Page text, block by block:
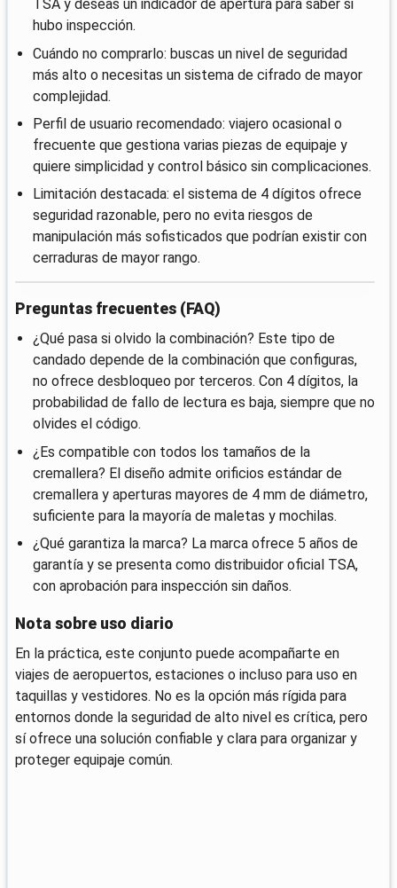
TSA y deseas un indicador de apertura para saber si
hubo inspección.
Cuándo no comprarlo: buscas un nivel de seguridad
más alto o necesitas un sistema de cifrado de mayor
complejidad.
Perfil de usuario recomendado: viajero ocasional o
frecuente que gestiona varias piezas de equipaje y
quiere simplicidad y control básico sin complicaciones.
Limitación destacada: el sistema de 4 dígitos ofrece
seguridad razonable, pero no evita riesgos de
manipulación más sofisticados que podrían existir con
cerraduras de mayor rango.
Preguntas frecuentes (FAQ)
¿Qué pasa si olvido la combinación? Este tipo de
candado depende de la combinación que configuras,
no ofrece desbloqueo por terceros. Con 4 dígitos, la
probabilidad de fallo de lectura es baja, siempre que no
olvides el código.
¿Es compatible con todos los tamaños de la
cremallera? El diseño admite orificios estándar de
cremallera y aperturas mayores de 4 mm de diámetro,
suficiente para la mayoría de maletas y mochilas.
¿Qué garantiza la marca? La marca ofrece 5 años de
garantía y se presenta como distribuidor oficial TSA,
con aprobación para inspección sin daños.
Nota sobre uso diario
En la práctica, este conjunto puede acompañarte en
viajes de aeropuertos, estaciones o incluso para uso en
taquillas y vestidores. No es la opción más rígida para
entornos donde la seguridad de alto nivel es crítica, pero
sí ofrece una solución confiable y clara para organizar y
proteger equipaje común.